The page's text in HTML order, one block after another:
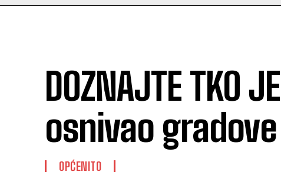
DOZNAJTE TKO
osnivao
OPĆENITO